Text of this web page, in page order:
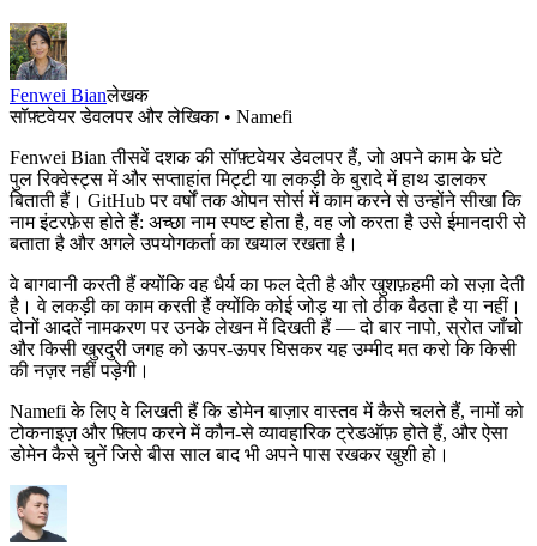
Fenwei Bianलेखक
सॉफ़्टवेयर डेवलपर और लेखिका • Namefi
Fenwei Bian तीसवें दशक की सॉफ़्टवेयर डेवलपर हैं, जो अपने काम के घंटे
पुल रिक्वेस्ट्स में और सप्ताहांत मिट्टी या लकड़ी के बुरादे में हाथ डालकर
बिताती हैं। GitHub पर वर्षों तक ओपन सोर्स में काम करने से उन्होंने सीखा कि
नाम इंटरफ़ेस होते हैं: अच्छा नाम स्पष्ट होता है, वह जो करता है उसे ईमानदारी से
बताता है और अगले उपयोगकर्ता का खयाल रखता है।
वे बागवानी करती हैं क्योंकि वह धैर्य का फल देती है और खुशफ़हमी को सज़ा देती
है। वे लकड़ी का काम करती हैं क्योंकि कोई जोड़ या तो ठीक बैठता है या नहीं।
दोनों आदतें नामकरण पर उनके लेखन में दिखती हैं — दो बार नापो, स्रोत जाँचो
और किसी खुरदुरी जगह को ऊपर-ऊपर घिसकर यह उम्मीद मत करो कि किसी
की नज़र नहीं पड़ेगी।
Namefi के लिए वे लिखती हैं कि डोमेन बाज़ार वास्तव में कैसे चलते हैं, नामों को
टोकनाइज़ और फ़्लिप करने में कौन-से व्यावहारिक ट्रेडऑफ़ होते हैं, और ऐसा
डोमेन कैसे चुनें जिसे बीस साल बाद भी अपने पास रखकर खुशी हो।